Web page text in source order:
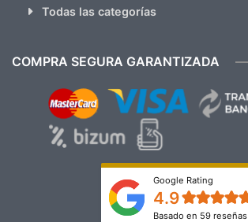
Todas las categorías
COMPRA SEGURA GARANTIZADA
Google Rating
4.9
Basado en 59 reseñas